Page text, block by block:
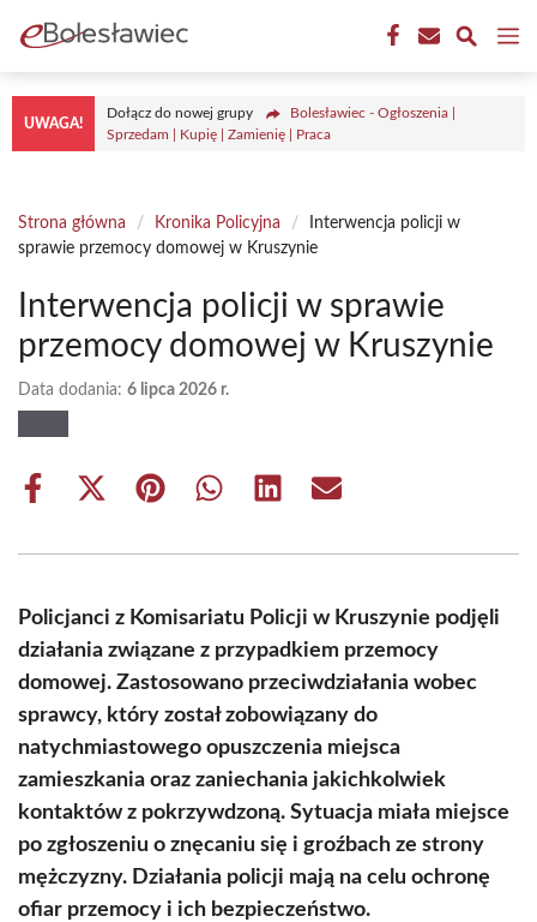
treści
UWAGA!
Dołącz do nowej grupy
Bolesławiec - Ogłoszenia |
Sprzedam | Kupię | Zamienię | Praca
Strona główna / Kronika Policyjna /
Interwencja policji w
sprawie przemocy domowej w Kruszynie
Interwencja policji w sprawie
przemocy domowej w Kruszynie
Data dodania: 6 lipca 2026 r.
Share
Share
(Twitter)
Share Share Share Share
Policjanci z Komisariatu Policji w Kruszynie podjęli
działania związane z przypadkiem przemocy
domowej. Zastosowano przeciwdziałania wobec
sprawcy, który został zobowiązany do
natychmiastowego opuszczenia miejsca
zamieszkania oraz zaniechania jakichkolwiek
kontaktów z pokrzywdzoną. Sytuacja miała miejsce
po zgłoszeniu o znęcaniu się i groźbach ze strony
mężczyzny. Działania policji mają na celu ochronę
ofiar przemocy i ich bezpieczeństwo.